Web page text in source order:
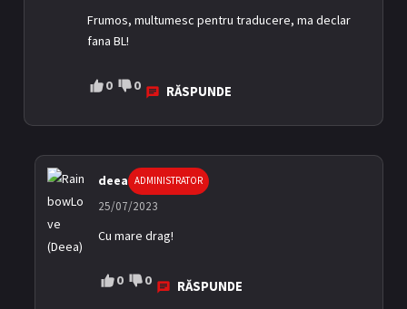
Frumos, multumesc pentru traducere, ma declar
fana BL!
0 0 RĂSPUNDE
deea ADMINISTRATOR
25/07/2023
Cu mare drag!
0 0 RĂSPUNDE